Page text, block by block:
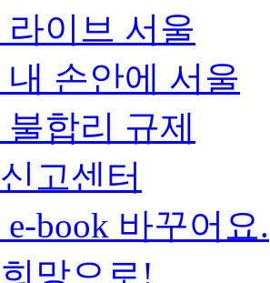
라이브 서울
내 손안에 서울
불합리 규제
신고센터
e-book 바꾸어요.
희망으로!